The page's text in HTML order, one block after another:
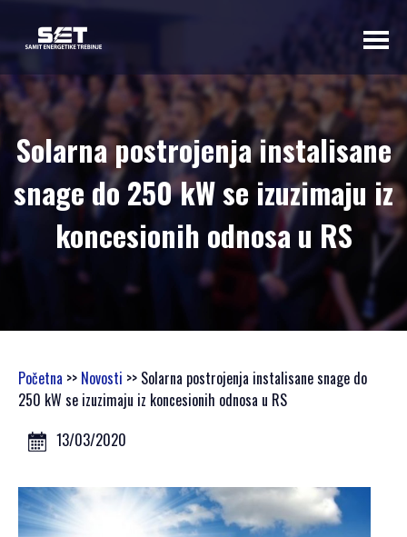
O NAMA
UVODNA RIJEČ
ORGANIZATORA
PROGRAMSKI
ODBOR
OSNOVNI
SAMIT 2022
SAMIT 2020
GALERIJA 2023
GALERIJA 2022
GALERIJA 2021
GALERIJA 2020
PROGRAM
Solarna postrojenja instalisane
snage do 250 kW se izuzimaju iz
koncesionih odnosa u RS
Početna >> Novosti >> Solarna postrojenja instalisane snage do
250 kW se izuzimaju iz koncesionih odnosa u RS
13/03/2020